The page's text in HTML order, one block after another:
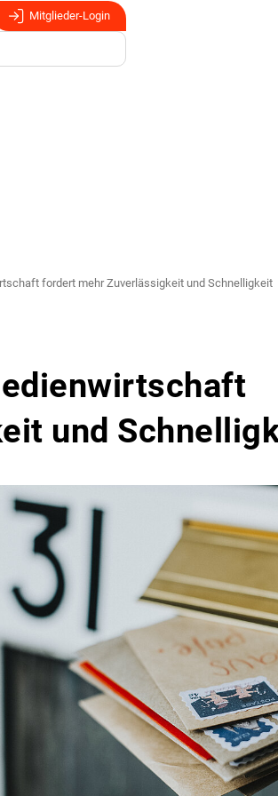
Mitglieder-Login
fordert mehr Zuverlässigkeit und Schnelligkeit
und